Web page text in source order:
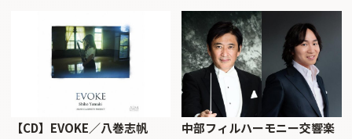
【CD】EVOKE／八巻志帆
中部フィルハーモニー交響楽